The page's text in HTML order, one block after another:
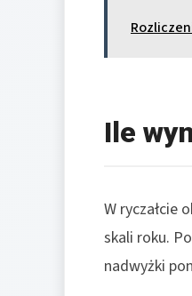
Ile
W ryczałcie
skali roku.
nadwyżki